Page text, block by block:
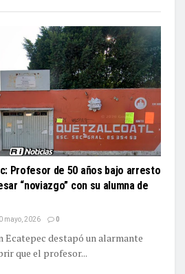
Profesor de 50 años bajo arresto
“noviazgo” con su alumna de
mayo, 2026 0
Ecatepec destapó un alarmante
que el profesor...